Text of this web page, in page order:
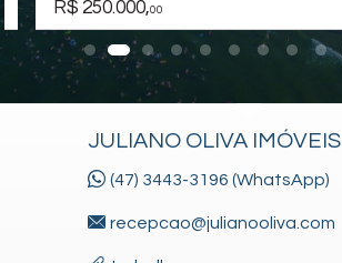
R$ 250.000,00
JULIANO OLIVA IMÓVEIS
(47) 3443-3196 (WhatsApp)
recepcao@julianooliva.com